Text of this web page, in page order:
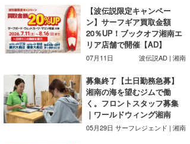
新規会員登録
波情報･概況
波予想ツール
気象情報
ニュース
サーフィンエリアガイド
【波伝説限定キャンペー
ン】サーフギア買取金額
20％UP！ブックオフ湘南エ
リア店舗で開催【AD】
07月11日 波伝説AD | 湘南
募集終了【土日勤務急募】
湘南の海を望むジムで働
く。フロントスタッフ募集
｜ワールドウィング湘南
05月29日 サーフレジェンド | 湘南
コンテスト
ファッション/グッズ
アート＆エンタメ
コラム
トラベル